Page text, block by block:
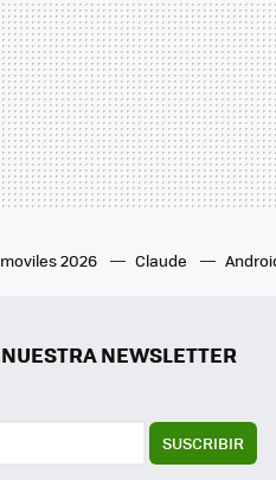
2026 Claude
NEWSLETTER
SUSCRIBIR